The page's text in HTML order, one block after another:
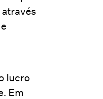
lucro
Em